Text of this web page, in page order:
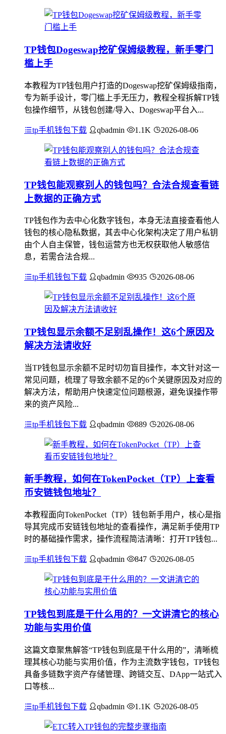
TP钱包Dogeswap挖矿保姆级教程，新手零门
槛上手
本教程为TP钱包用户打造的Dogeswap挖矿保姆级指南，
专为新手设计，零门槛上手无压力，教程全程拆解TP钱
包操作细节，从钱包创建/导入、Dogeswap平台入...
tp手机钱包下载 qbadmin 1.1K 2026-08-06
TP钱包能观察别人的钱包吗？合法合规查看链
上数据的正确方式
TP钱包作为去中心化数字钱包，本身无法直接查看他人
钱包的核心隐私数据，其去中心化架构决定了用户私钥
由个人自主保管，钱包运营方也无权获取他人敏感信
息，若需合法合规...
tp手机钱包下载 qbadmin 935 2026-08-06
TP钱包显示余额不足别乱操作！这6个原因及
解决方法请收好
当TP钱包显示余额不足时切勿盲目操作，本文针对这一
常见问题，梳理了导致余额不足的6个关键原因及对应的
解决方法，帮助用户快速定位问题根源，避免误操作带
来的资产风险...
tp手机钱包下载 qbadmin 889 2026-08-06
新手教程，如何在TokenPocket（TP）上查看
币安链钱包地址？
本教程面向TokenPocket（TP）钱包新手用户，核心是指
导其完成币安链钱包地址的查看操作，满足新手使用TP
时的基础操作需求，操作流程简洁清晰：打开TP钱包...
tp手机钱包下载 qbadmin 847 2026-08-05
TP钱包到底是干什么用的？一文讲清它的核心
功能与实用价值
这篇文章聚焦解答“TP钱包到底是干什么用的”，清晰梳
理其核心功能与实用价值，作为主流数字钱包，TP钱包
具备多链数字资产存储管理、跨链交互、DApp一站式入
口等核...
tp手机钱包下载 qbadmin 1.1K 2026-08-05